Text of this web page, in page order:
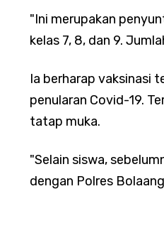
"Ini merupakan
kelas 7, 8, dan 9.
Ia berharap vaksinasi
penularan Covid-19.
tatap muka.
"Selain siswa,
dengan Polres